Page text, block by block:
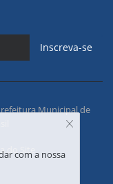
Inscreva-se
Municipal de
do Site
com a nossa